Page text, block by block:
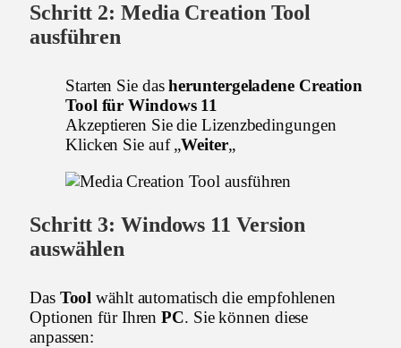
Schritt 2: Media Creation Tool
ausführen
Starten Sie dasheruntergeladene Creation
Tool für Windows 11
Akzeptieren Sie die Lizenzbedingungen
Klicken Sie auf „Weiter„
Schritt 3: Windows 11 Version
auswählen
Das Tool wählt automatisch die empfohlenen
Optionen für IhrenPC. Sie können diese
anpassen: